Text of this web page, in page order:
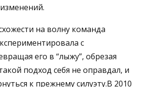
на волну команда
с
его в “лыжу”, обрезая
подход себя не оправдал, и
к прежнему силуэту.В 2010